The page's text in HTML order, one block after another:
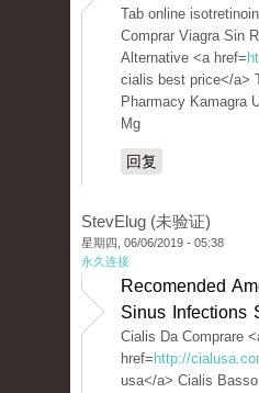
Tab online
Comprar Viagra Sin
Alternative <a href=
cialis best price</a>
Pharmacy Kamagra
Mg
回复
StevElug (未验证)
星期四, 06/06/2019 - 05:38
永久连接
Recomended
Sinus Infections
Cialis Da Comprare
href= http://
usa</a> Cialis